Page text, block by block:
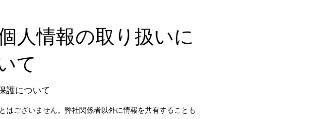
人情報の取り扱いに
て
護について
ございません。​弊社関係者以外に情報を共有することも